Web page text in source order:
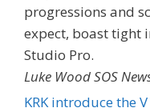
progressions and
expect, boast tight
Studio Pro.
Luke Wood SOS
KRK introduce the